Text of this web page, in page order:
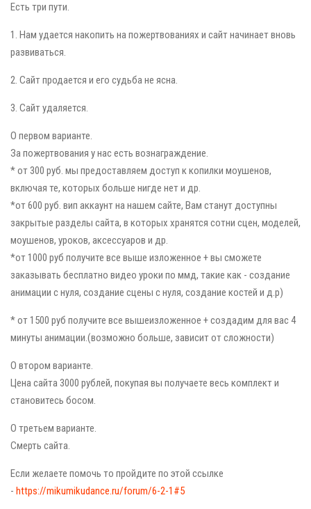
Есть три пути.
1. Нам удается накопить на пожертвованиях и сайт начинает вновь
развиваться.
2. Сайт продается и его судьба не ясна.
3. Сайт удаляется.
О первом варианте.
За пожертвования у нас есть вознаграждение.
* от 300 руб. мы предоставляем доступ к копилки моушенов,
включая те, которых больше нигде нет и др.
*от 600 руб. вип аккаунт на нашем сайте, Вам станут доступны
закрытые разделы сайта, в которых хранятся сотни сцен, моделей,
моушенов, уроков, аксессуаров и др.
*от 1000 руб получите все выше изложенное + вы сможете
заказывать бесплатно видео уроки по ммд, такие как - создание
анимации с нуля, создание сцены с нуля, создание костей и д.р)
* от 1500 руб получите все вышеизложенное + создадим для вас 4
минуты анимации.(возможно больше, зависит от сложности)
О втором варианте.
Цена сайта 3000 рублей, покупая вы получаете весь комплект и
становитесь босом.
О третьем варианте.
Смерть сайта.
Если желаете помочь то пройдите по этой ссылке
- https://mikumikudance.ru/forum/6-2-1#5